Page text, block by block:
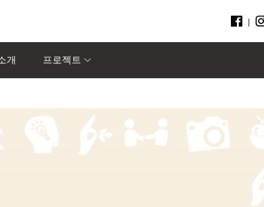
|
개 프로젝트